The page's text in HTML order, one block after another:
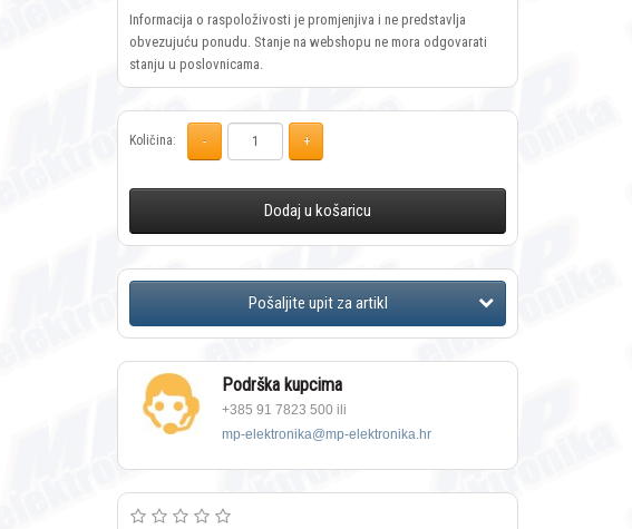
Informacija o raspoloživosti je promjenjiva i ne predstavlja
obvezujuću ponudu. Stanje na webshopu ne mora odgovarati
stanju u poslovnicama.
Količina:
Dodaj u košaricu
Podrška kupcima
+385 91 7823 500 ili
mp-elektronika@mp-elektronika.hr